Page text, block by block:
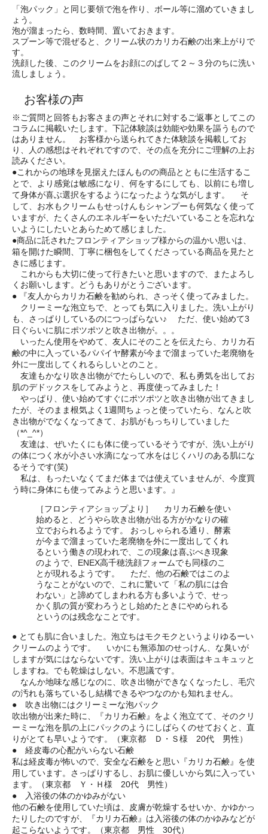
「泡パック」と同じ要領で泡を作り、ボール等に溜めていきまし
ょう。
泡が溜まったら、数時間、置いておきます。
スプーン等で混ぜると、クリーム状のカリカ石鹸の出来上がりで
す。
洗顔した後、このクリームをお顔にのばして２～３分のちに洗い
流しましょう。
お客様の声
※ご質問と回答もお客さまの声とそれに対するご返事としてこの
コラムに掲載いたします。下記体験談は効能や効果を謳うもので
はありません。 お客様から送られてきた体験談を掲載してお
り、人の感想はそれぞれですので、その点を充分にご理解の上お
読みください。
●これからの地球を見据えたほんものの商品とともに生活するこ
とで、より感覚は敏感になり、何をするにしても、以前にも増し
て身体が喜ぶ選択をするようになったような気がします。 そ
して、お水もクリームもせっけんもシャンプーも何気なく使って
いますが、たくさんのエネルギーをいただいていることを忘れな
いようにしたいとあらためて感じました。
●商品に託されたフロンティアショップ様からの温かい思いは、
箱を開けた瞬間、丁寧に梱包をしてくださっている商品を見たと
きに感じます。
これからも大切に使って行きたいと思いますので、またよろし
くお願いします。どうもありがとうございます。
● 『友人からカリカ石鹸を勧められ、さっそく使ってみました。
クリーミーな泡立ちで、とっても気に入りました。洗い上がり
も、さっぱりしているのにつっぱらない♪ ただ、使い始めて3
日ぐらいに肌にポツポツと吹き出物が。。。
いったん使用をやめて、友人にそのことを伝えたら、カリカ石
鹸の中に入っているパパイヤ酵素が今まで溜まっていた老廃物を
外に一度出してくれるらしいとのこと。
友達もかなり吹き出物がでたらしいので、私も勇気を出してお
肌のデドックスをしてみようと、再度使ってみました！
やっぱり、使い始めてすぐにポツポツと吹き出物が出てきまし
たが、そのまま根気よく1週間ちょっと使っていたら、なんと吹
き出物がでなくなってきて、お肌がもっちりしていました
（*^_^*）
友達は、ぜいたくにも体に使っているそうですが、洗い上がり
の体につく水が小さい水滴になって水をはじくハリのある肌にな
るそうです(笑)
私は、もったいなくてまだ体までは使えていませんが、今度買
う時に身体にも使ってみようと思います。』
［フロンティアショップより］ カリカ石鹸を使い
始めると、どうやら吹き出物が出る方がかなりの確
立でおられるようです。 おっしゃられる通り、酵素
が今まで溜まっていた老廃物を外に一度出してくれ
るという働きの現われで、この現象は喜ぶべき現象
のようで、ENEX高千穂洗顔フォームでも同様のこ
とが現れるようです。 ただ、他の石鹸ではこのよ
うなことがないので、これに驚いて「私の肌には合
わない」と諦めてしまわれる方も多いようで、せっ
かく肌の質が変わろうとし始めたときにやめられる
というのは残念なことです。
● とても肌に合いました。泡立ちはモクモクというよりゆるーい
クリームのようです。 いかにも無添加のせっけん、な臭いが
しますが気にはならないです。洗い上がりは表面はキュキュッと
しますね。でも乾燥はしない。不思議です。
なんか地味な感じなのに、吹き出物ができなくなったし、毛穴
の汚れも落ちているし結構できるやつなのかも知れません。
● 吹き出物にはクリーミーな泡パック
吹出物が出来た時に、『カリカ石鹸』をよく泡立てて、そのクリ
ーミーな泡を肌の上にパックのようにしばらくのせておくと、直
りがとても早いようです。（東京都 Ｄ・Ｓ様 20代 男性）
● 経皮毒の心配がいらない石鹸
私は経皮毒が怖いので、安全な石鹸をと思い『カリカ石鹸』を使
用しています。さっぱりするし、お肌に優しいから気に入ってい
ます。（東京都 Ｙ・Ｈ様 20代 男性）
● 入浴後の体のかゆみがない
他の石鹸を使用していた頃は、皮膚が乾燥するせいか、かゆかっ
たりしたのですが、『カリカ石鹸』は入浴後の体のかゆみなどが
起こらないようです。（東京都 男性 30代）